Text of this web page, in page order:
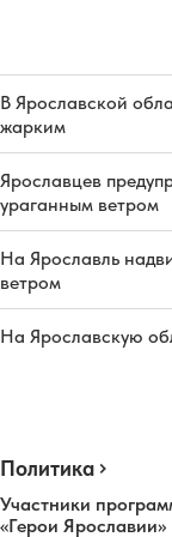
В Ярославской
жарким
Ярославцев
ураганным ветром
На Ярославль
ветром
На Ярославскую
Политика
Участники
«Герои Ярославии»